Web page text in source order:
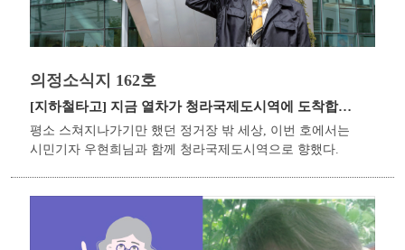
의정소식지 162호
[지하철타고] 지금 열차가 청라국제도시역에 도착합니다!
평소 스쳐지나가기만 했던 정거장 밖 세상, 이번 호에서는
시민기자 우현희님과 함께 청라국제도시역으로 향했다.